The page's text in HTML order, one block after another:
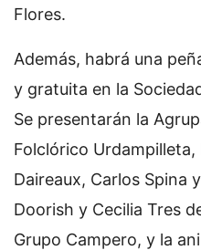
Flores.
Además, habrá una
y gratuita en la
Se presentarán la
Folclórico
Daireaux, Carlos Spina
Doorish y Cecilia Tres
Grupo Campero, y la